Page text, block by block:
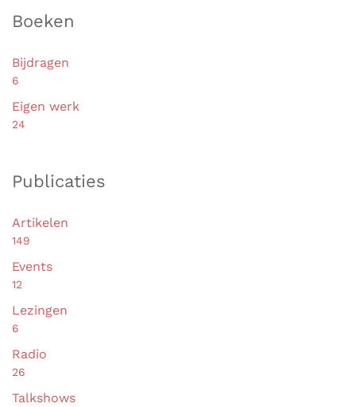
Boeken
Bijdragen
6
Eigen werk
24
Publicaties
Artikelen
149
Events
12
Lezingen
6
Radio
26
Talkshows